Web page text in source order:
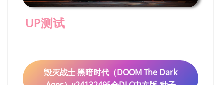
UP测试
毁灭战士 黑暗时代（DOOM The Dark